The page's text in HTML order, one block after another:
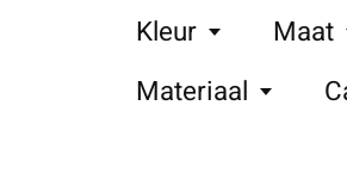
Kleur Maat
Materiaal